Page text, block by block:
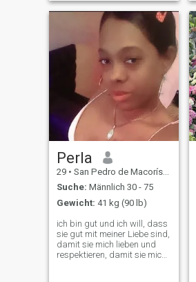
nuda porque mis fotos son
recientes y real uso
estenciones porq
Perla
29 • San Pedro de Macorís, San Pedro de Macorís, Dom. Rep.
Suche: Männlich 30 - 75
Gewicht: 41 kg (90 lb)
ich bin gut und ich will, dass
sie gut mit meiner Liebe sind,
damit sie mich lieben und
respektieren, damit sie mich